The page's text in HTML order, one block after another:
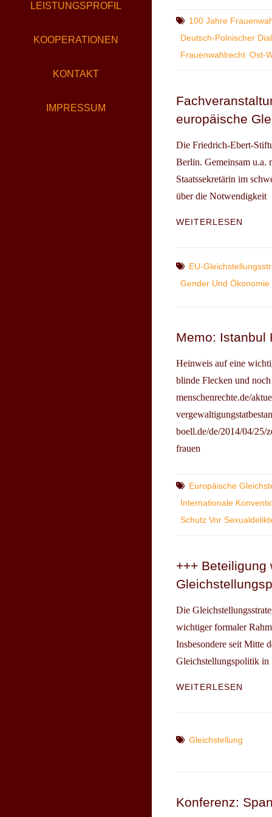
LEISTUNGSPROFIL
KOOPERATIONEN
KONTAKT
IMPRESSUM
OVER
JAHRE
POLEN,
UND
Tags
100 Jahre
Deutsch-Polnischer
Frauenwahlrecht Ost-
europäische
Die Friedrich-Ebert-
Berlin. Gemeinsam u.a.
Staatssekretärin im
über die Notwendigkeit
WEITERLESEN
AUF
DEM
DIE
2015?
Tags
EU-
Gender Und Ökonomie
Memo: Istanbul
Heinweis auf eine
blinde Flecken und
menschenrechte.de/
boell.de/de/2014/04/25/
frauen
Tags
Europäische
Internationale
Schutz Vor
+++ Beteiligung
Die
wichtiger formaler
Insbesondere seit Mitte
Gleichstellungspolitik in
WEITERLESEN
Tags
Gleichstellung
Konferenz: